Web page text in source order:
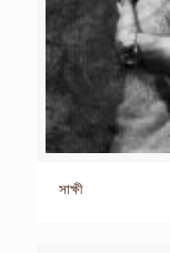
সাক্ষী